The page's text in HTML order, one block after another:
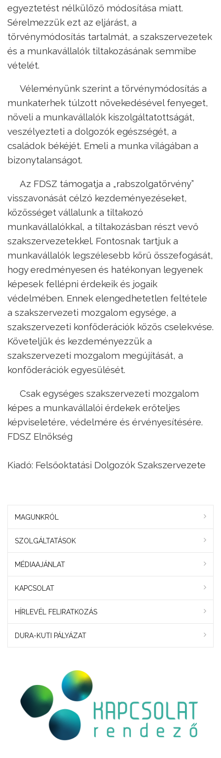
egyeztetést nélkülöző módosítása miatt.
Sérelmezzük ezt az eljárást, a
törvénymódosítás tartalmát, a szakszervezetek
és a munkavállalók tiltakozásának semmibe
vételét.
Véleményünk szerint a törvénymódosítás a
munkaterhek túlzott növekedésével fenyeget,
növeli a munkavállalók kiszolgáltatottságát,
veszélyezteti a dolgozók egészségét, a
családok békéjét. Emeli a munka világában a
bizonytalanságot.
Az FDSZ támogatja a „rabszolgatörvény”
visszavonását célzó kezdeményezéseket,
közösséget vállalunk a tiltakozó
munkavállalókkal, a tiltakozásban részt vevő
szakszervezetekkel. Fontosnak tartjuk a
munkavállalók legszélesebb körű összefogását,
hogy eredményesen és hatékonyan legyenek
képesek fellépni érdekeik és jogaik
védelmében. Ennek elengedhetetlen feltétele
a szakszervezeti mozgalom egysége, a
szakszervezeti konföderációk közös cselekvése.
Követeljük és kezdeményezzük a
szakszervezeti mozgalom megújítását, a
konföderációk egyesülését.
Csak egységes szakszervezeti mozgalom
képes a munkavállalói érdekek erőteljes
képviseletére, védelmére és érvényesítésére.
FDSZ Elnökség
Kiadó: Felsőoktatási Dolgozók Szakszervezete
MAGUNKRÓL
SZOLGÁLTATÁSOK
MÉDIAAJÁNLAT
KAPCSOLAT
HÍRLEVÉL FELIRATKOZÁS
DURA-KUTI PÁLYÁZAT